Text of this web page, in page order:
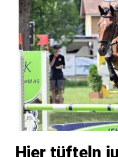
App
Hier tüfteln